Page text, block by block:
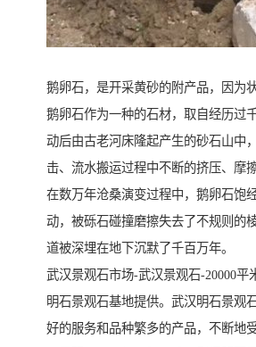
鹅卵石，是开采黄砂的附产品，因为
鹅卵石作为一种的石材，取自经历过
动后由古老河床隆起产生的砂石山中
击、流水搬运过程中不断的挤压、摩擦
在数万年沧桑演变过程中，鹅卵石饱
动，被砾石碰撞磨擦失去了不规则的
道被深埋在地下沉默了千百万年。
武汉景观石市场-武汉景观石-20000平
明石景观石基地提供。武汉明石景观
好的服务和品种繁多的产品，不断地